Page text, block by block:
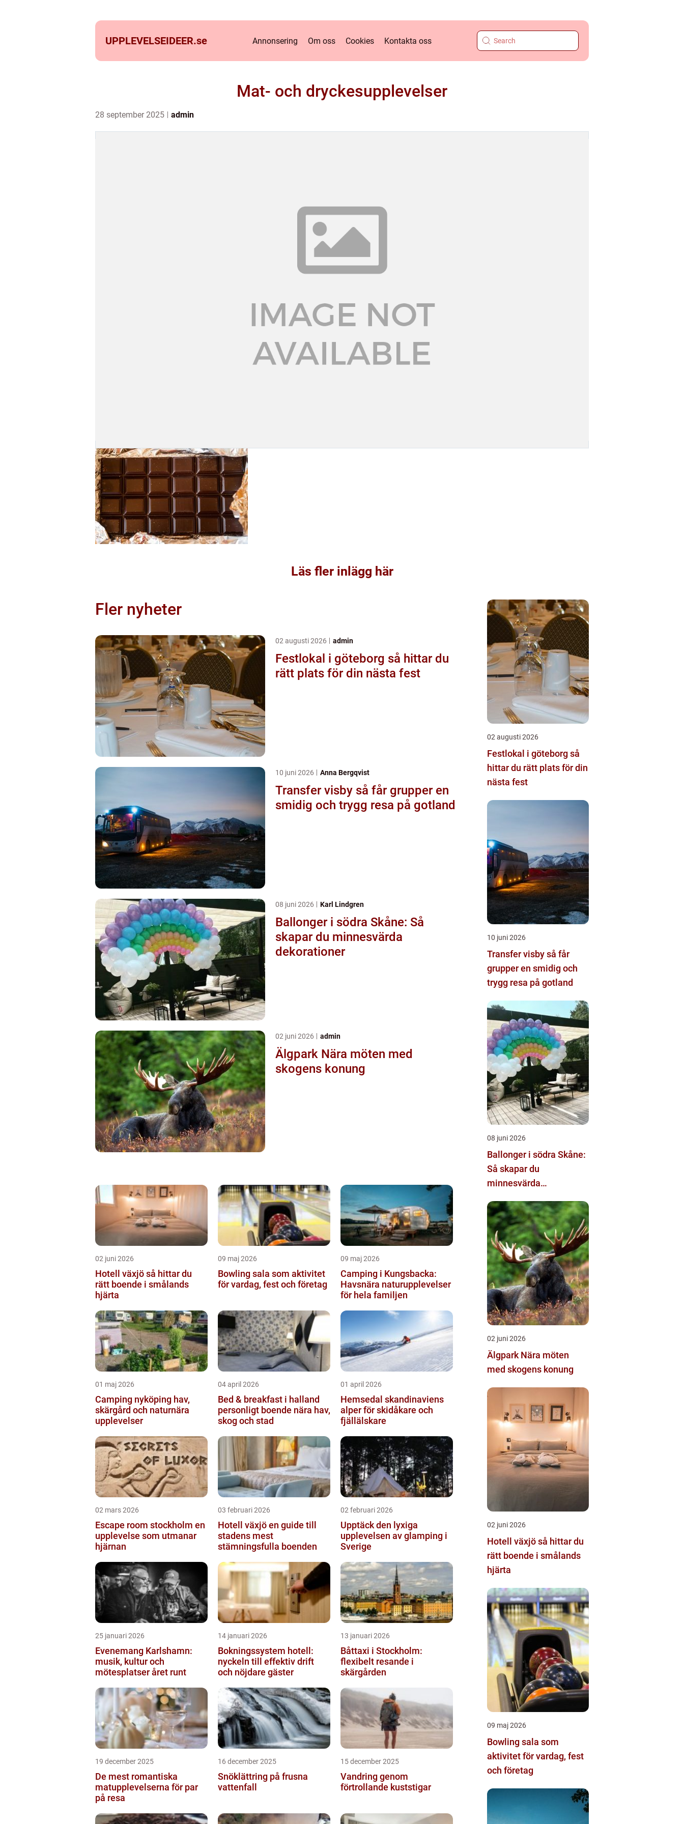
UPPLEVELSEIDEER.se Annonsering Om oss Cookies Kontakta oss
Mat- och dryckesupplevelser
28 september 2025 admin
Läs fler inlägg här
Fler nyheter
02 augusti 2026 admin
Festlokal i göteborg så hittar du
rätt plats för din nästa fest
10 juni 2026 Anna Bergqvist
Transfer visby så får grupper en
smidig och trygg resa på gotland
08 juni 2026 Karl Lindgren
Ballonger i södra Skåne: Så
skapar du minnesvärda
dekorationer
02 juni 2026 admin
Älgpark Nära möten med
skogens konung
02 juni 2026
Hotell växjö så hittar du
rätt boende i smålands
hjärta
09 maj 2026
Bowling sala som aktivitet
för vardag, fest och företag
09 maj 2026
Camping i Kungsbacka:
Havsnära naturupplevelser
för hela familjen
01 maj 2026
Camping nyköping hav,
skärgård och naturnära
upplevelser
04 april 2026
Bed & breakfast i halland
personligt boende nära hav,
skog och stad
01 april 2026
Hemsedal skandinaviens
alper för skidåkare och
fjällälskare
02 mars 2026
Escape room stockholm en
upplevelse som utmanar
hjärnan
03 februari 2026
Hotell växjö en guide till
stadens mest
stämningsfulla boenden
02 februari 2026
Upptäck den lyxiga
upplevelsen av glamping i
Sverige
25 januari 2026
Evenemang Karlshamn:
musik, kultur och
mötesplatser året runt
14 januari 2026
Bokningssystem hotell:
nyckeln till effektiv drift
och nöjdare gäster
13 januari 2026
Båttaxi i Stockholm:
flexibelt resande i
skärgården
19 december 2025
De mest romantiska
matupplevelserna för par
på resa
16 december 2025
Snöklättring på frusna
vattenfall
15 december 2025
Vandring genom
förtrollande kuststigar
02 augusti 2026
Festlokal i göteborg så
hittar du rätt plats för din
nästa fest
10 juni 2026
Transfer visby så får
grupper en smidig och
trygg resa på gotland
08 juni 2026
Ballonger i södra Skåne:
Så skapar du
minnesvärda
02 juni 2026
Älgpark Nära möten
med skogens konung
02 juni 2026
Hotell växjö så hittar du
rätt boende i smålands
hjärta
09 maj 2026
Bowling sala som
aktivitet för vardag, fest
och företag